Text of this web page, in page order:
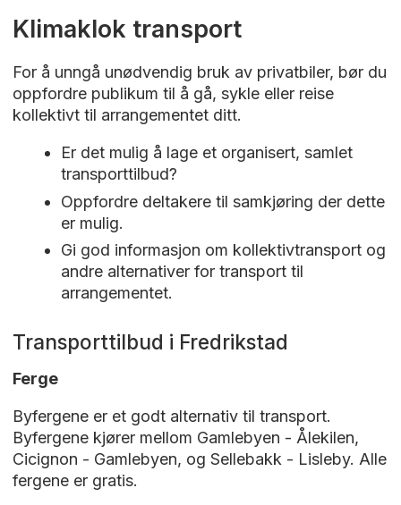
markeder.
Kriteriesettet «grønne arrangement» kan
brukes både på faste arrangement som
avholdes regelmessig på samme lokasjon
arrangementer (ettårig sertifikat).
Mer informasjon om kravene finner du på
www.miljofyrtarn.no/sok-
sertifiseringskriterier/#avansert_sok_kriterier
Klimaklok transport
For å unngå unødvendig bruk av privatbiler, bør du
oppfordre publikum til å gå, sykle eller reise
kollektivt til arrangementet ditt.
Er det mulig å lage et organisert, samlet
transporttilbud?
Oppfordre deltakere til samkjøring der dette
er mulig.
Gi god informasjon om kollektivtransport og
andre alternativer for transport til
arrangementet.
Transporttilbud i Fredrikstad
Ferge
Byfergene er et godt alternativ til transport.
Byfergene kjører mellom Gamlebyen - Ålekilen,
Cicignon - Gamlebyen, og Sellebakk - Lisleby. Alle
fergene er gratis.